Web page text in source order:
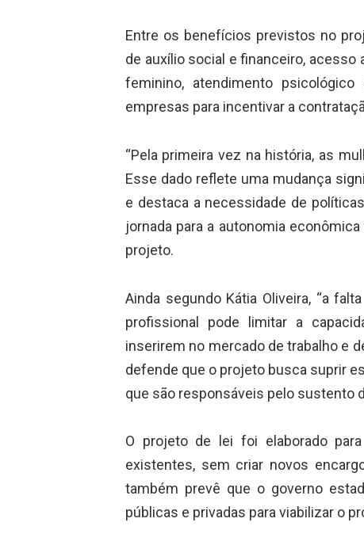
Entre os benefícios previstos no
de auxílio social e financeiro,
feminino, atendimento
empresas para incentivar a
“Pela primeira vez na história, as
Esse dado reflete uma mudança
e destaca a necessidade de
jornada para a autonomia
projeto.
Ainda segundo Kátia Oliveira, “a
profissional pode limitar a
inserirem no mercado de trabalho e
defende que o projeto busca suprir
que são responsáveis pelo sustento
O projeto de lei foi elaborado
existentes, sem criar novos
também prevê que o governo
públicas e privadas para viabilizar o